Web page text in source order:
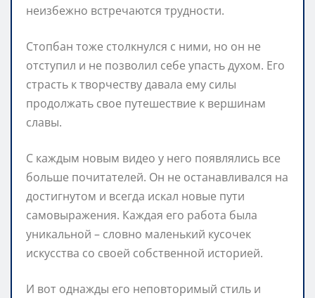
неизбежно встречаются трудности.
Стопбан тоже столкнулся с ними, но он не
отступил и не позволил себе упасть духом. Его
страсть к творчеству давала ему силы
продолжать свое путешествие к вершинам
славы.
С каждым новым видео у него появлялись все
больше почитателей. Он не останавливался на
достигнутом и всегда искал новые пути
самовыражения. Каждая его работа была
уникальной – словно маленький кусочек
искусства со своей собственной историей.
И вот однажды его неповторимый стиль и